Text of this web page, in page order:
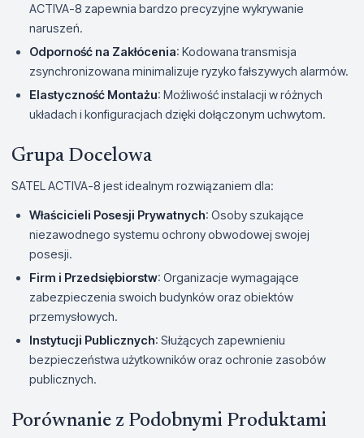
ACTIVA-8 zapewnia bardzo precyzyjne wykrywanie
naruszeń.
Odporność na Zakłócenia: Kodowana transmisja
zsynchronizowana minimalizuje ryzyko fałszywych alarmów.
Elastyczność Montażu: Możliwość instalacji w różnych
układach i konfiguracjach dzięki dołączonym uchwytom.
Grupa Docelowa
SATEL ACTIVA-8 jest idealnym rozwiązaniem dla:
Właścicieli Posesji Prywatnych: Osoby szukające
niezawodnego systemu ochrony obwodowej swojej
posesji.
Firm i Przedsiębiorstw: Organizacje wymagające
zabezpieczenia swoich budynków oraz obiektów
przemysłowych.
Instytucji Publicznych: Służących zapewnieniu
bezpieczeństwa użytkowników oraz ochronie zasobów
publicznych.
Porównanie z Podobnymi Produktami